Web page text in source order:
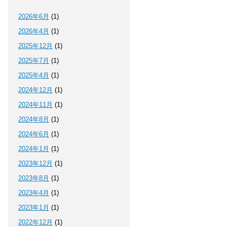
2026年6月 (1)
2026年4月 (1)
2025年12月 (1)
2025年7月 (1)
2025年4月 (1)
2024年12月 (1)
2024年11月 (1)
2024年8月 (1)
2024年6月 (1)
2024年1月 (1)
2023年12月 (1)
2023年8月 (1)
2023年4月 (1)
2023年1月 (1)
2022年12月 (1)